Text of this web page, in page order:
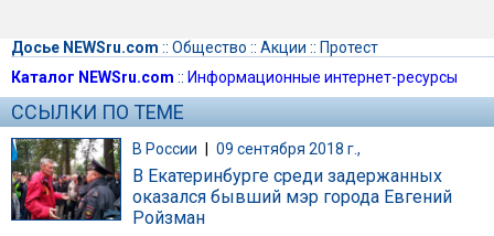
Досье NEWSru.com :: Общество :: Акции :: Протест
Каталог NEWSru.com :: Информационные интернет-ресурсы
ССЫЛКИ ПО ТЕМЕ
В России | 09 сентября 2018 г.,
В Екатеринбурге среди задержанных
оказался бывший мэр города Евгений
Ройзман